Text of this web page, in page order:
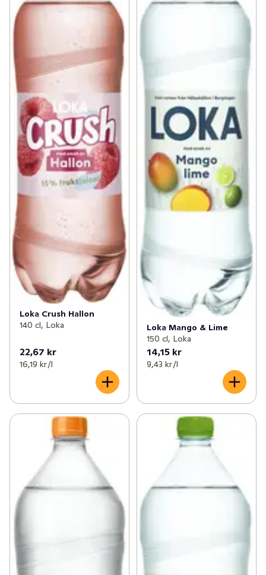
Loka Crush Hallon
140 cl, Loka
22,67 kr
16,19 kr /l
Loka Mango & Lime
150 cl, Loka
14,15 kr
9,43 kr /l